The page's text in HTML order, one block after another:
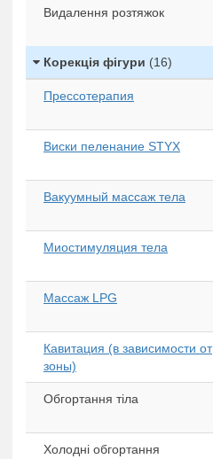
Видалення розтяжок
Корекція фігури (16)
Прессотерапия
Виски пеленание STYX
Вакуумный массаж тела
Миостимуляция тела
Массаж LPG
Кавитация (в зависимости от
зоны)
Обгортання тіла
Холодні обгортання